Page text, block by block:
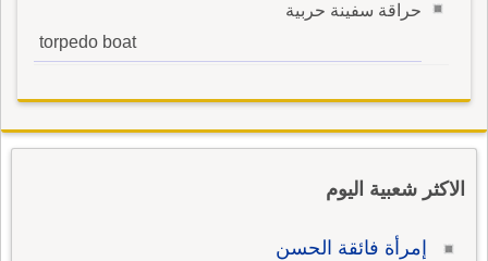
حراقة سفينة حربية
torpedo boat
الاكثر شعبية اليوم
إمرأة فائقة الحسن